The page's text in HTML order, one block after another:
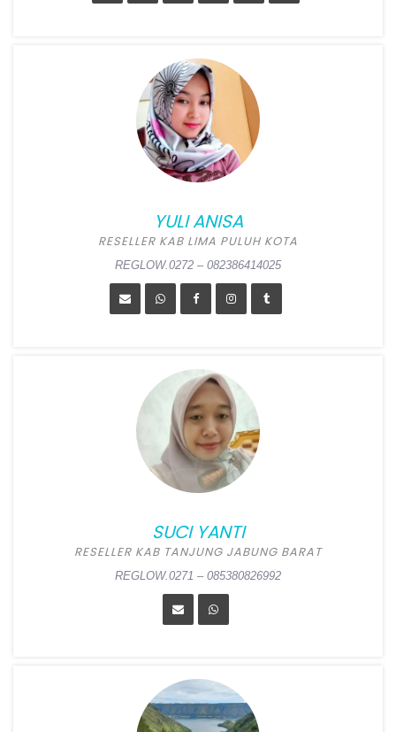
Position: Reseller Kab
Bekasi
Alamat:
Cikarang Barat, Bekasi
YULI ANISA
RESELLER KAB LIMA PULUH KOTA
REGLOW.0272 – 082386414025
Position:Reseller Kab Lima
Puluh Kota
Alamat:Jorong Sialang,
Nagari Sungai Rimbang,
Suliki, Lima Puluh Kota
REGLOW.0272 – 082386414025
SUCI YANTI
RESELLER KAB TANJUNG JABUNG BARAT
REGLOW.0271 – 085380826992